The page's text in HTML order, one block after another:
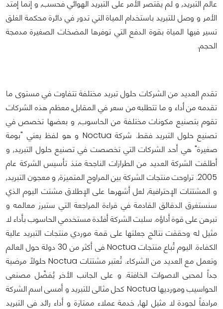
عالم التبريد, و لم يقتصر الأمر على التبريد الهوائي فحسب, و إنما إمتد
الأمر و وصل للتبريد باستخدام المياة التي تدور في دائرة محكمة الغلق
تسير فيها المياة بقوة الدفع التي توفرها المضخات الصغيرة مدمجة
الحجم.
تقدم العديد من الشركات حلول تبريد مختلفة تتفاوت في مستوى ما
تقدمه من أداء و ما تتطلبه من سعر في المقابل, معظم هذه الشركات
تقوم بتصنيع مكونات مختلفة من الحاسوب, و بعضها تخصص في
تصنيع حلول التبريد فقط. شركة Noctua و هو لفظ يعني "بومة
صغيرة" هي أحد الشركات التي تخصصت في تصنيع حلول التبريد, و
أطلقت الشركة العديد من الطرازات الناجحة منذ تأسيس الشركة عام
2005. تراوحت منتجات الشركة بين المراوح المتميزة, و معجون التبريد,
و المشتتات الإحترافية, لعل أشهرها على الإطلاق مشتت اليوم الذي
سنستغرق الدقائق القادمة في قراءة المراجعة التي ستبرز معالمه و
تبرهن على قوة أداؤه. سلبت الشركة أفئدة مستخدمي الحاسوب بأداء لا
مثيل له وحققت نتائج جعلتها على قمة موردي منتجات التبريد عالية
الكفاءة. اليوم تُباع منتجات Noctua فى أكثر من 30 دولة حول العالم
وتعمل مع العديد من الشركاء. تُعتبر مشتتات Noctua حلولاً مرضية
جداً لمحبى الاصوات الخافتة. و على الجانب الأخر يُفضّل مصنعى
الحواسيب ومورديها Noctua كحل مثالى للتبريد و أمسى اسم الشركة
مرادفاً لجودة لا مثيل لها, خدمة عملاء ممتازة و أداء رائد فى التبريد